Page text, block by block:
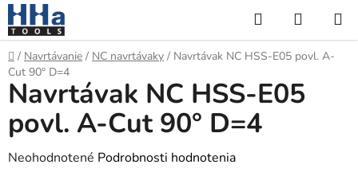
Prejsť
na
obsah
Hľadať
KOŠÍK
Domov
/ Navrtávanie / NC navrtávaky / Navrtávak NC HSS-E05 povl. A-
Cut 90° D=4
Navrtávak NC HSS-E05
povl. A-Cut 90° D=4
Priemerné
Neohodnotené Podrobnosti hodnotenia